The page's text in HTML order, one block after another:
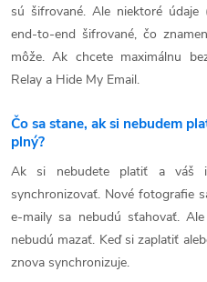
sú šifrované. Ale niektoré
end-to-end šifrované, čo
môže. Ak chcete maximálnu
Relay a Hide My Email.
Čo sa stane, ak si nebudem
plný?
Ak si nebudete platiť a váš
synchronizovať. Nové fotografie
e-maily sa nebudú sťahovať.
nebudú mazať. Keď si zaplatiť
znova synchronizuje.